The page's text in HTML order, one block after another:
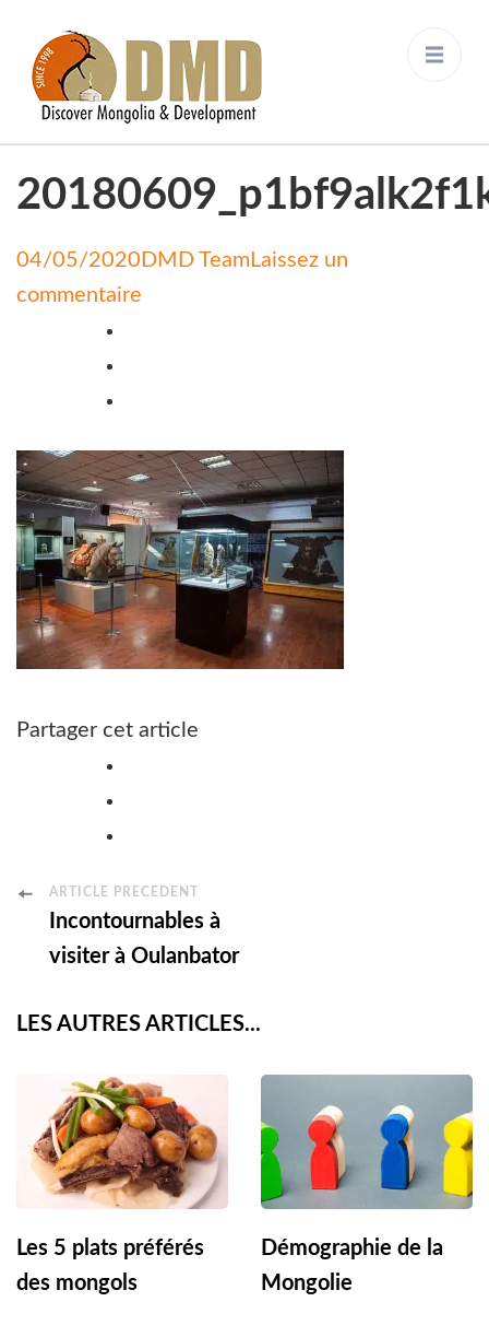
04/05/2020 DMD TeamLaissez un
commentaire
Partager cet article
Post
Navigation
ARTICLE PRÉCÉDENT
Incontournables à
visiter à Oulanbator
LES AUTRES ARTICLES...
Les 5 plats préférés
des mongols
Démographie de la
Mongolie